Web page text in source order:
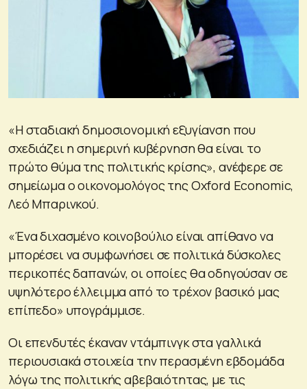
«Η σταδιακή δημοσιονομική εξυγίανση που
σχεδιάζει η σημερινή κυβέρνηση θα είναι το
πρώτο θύμα της πολιτικής κρίσης», ανέφερε σε
σημείωμα ο οικονομολόγος της Oxford Economic,
Λεό Μπαρινκού.
«Ένα διχασμένο κοινοβούλιο είναι απίθανο να
μπορέσει να συμφωνήσει σε πολιτικά δύσκολες
περικοπές δαπανών, οι οποίες θα οδηγούσαν σε
υψηλότερο έλλειμμα από το τρέχον βασικό μας
επίπεδο» υπογράμμισε.
Οι επενδυτές έκαναν ντάμπινγκ στα γαλλικά
περιουσιακά στοιχεία την περασμένη εβδομάδα
λόγω της πολιτικής αβεβαιότητας, με τις